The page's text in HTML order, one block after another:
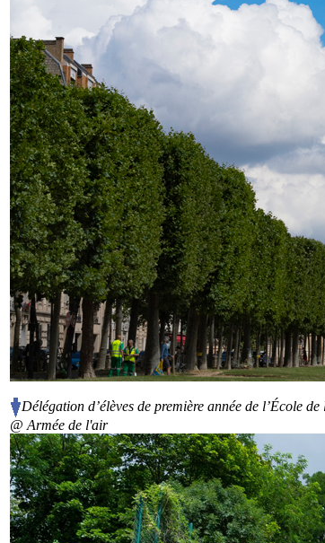
Délégation d’élèves de première année de l’École
@ Armée de l'air